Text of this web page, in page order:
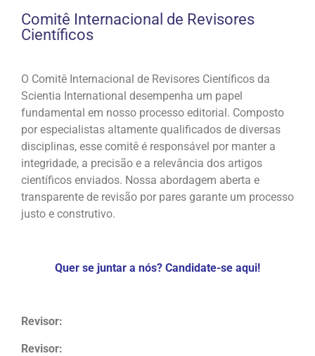
Comitê Internacional de Revisores
Científicos
O Comitê Internacional de Revisores Científicos da
Scientia International desempenha um papel
fundamental em nosso processo editorial. Composto
por especialistas altamente qualificados de diversas
disciplinas, esse comitê é responsável por manter a
integridade, a precisão e a relevância dos artigos
científicos enviados. Nossa abordagem aberta e
transparente de revisão por pares garante um processo
justo e construtivo.
Quer se juntar a nós? Candidate-se aqui!
Revisor:
Revisor: